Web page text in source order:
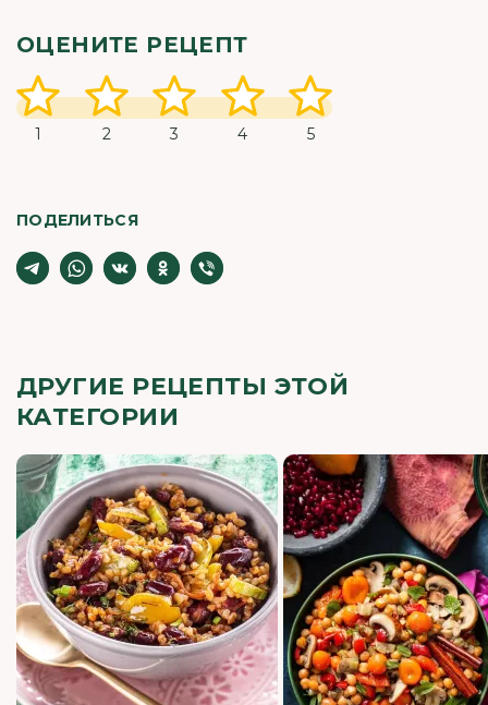
ОЦЕНИТЕ РЕЦЕПТ
1 2 3 4 5
ПОДЕЛИТЬСЯ
ДРУГИЕ РЕЦЕПТЫ ЭТОЙ
КАТЕГОРИИ